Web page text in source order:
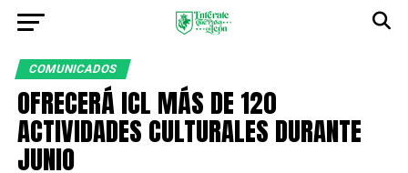
COMUNICADOS
OFRECERÁ ICL MÁS DE 120
ACTIVIDADES CULTURALES DURANTE
JUNIO